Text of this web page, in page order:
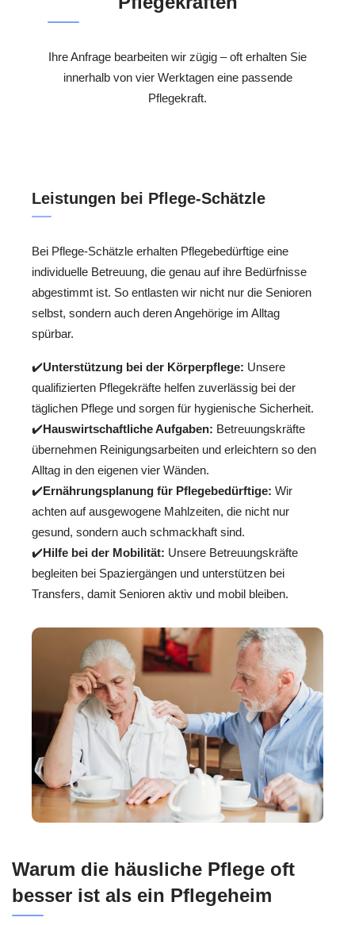
Ihre Anfrage bearbeiten wir zügig – oft erhalten Sie
innerhalb von vier Werktagen eine passende
Pflegekraft.
Leistungen bei Pflege-Schätzle
Bei Pflege-Schätzle erhalten Pflegebedürftige eine
individuelle Betreuung, die genau auf ihre Bedürfnisse
abgestimmt ist. So entlasten wir nicht nur die Senioren
selbst, sondern auch deren Angehörige im Alltag
spürbar.
✔️Unterstützung bei der Körperpflege: Unsere
qualifizierten Pflegekräfte helfen zuverlässig bei der
täglichen Pflege und sorgen für hygienische Sicherheit.
✔️Hauswirtschaftliche Aufgaben: Betreuungskräfte
übernehmen Reinigungsarbeiten und erleichtern so den
Alltag in den eigenen vier Wänden.
✔️Ernährungsplanung für Pflegebedürftige: Wir
achten auf ausgewogene Mahlzeiten, die nicht nur
gesund, sondern auch schmackhaft sind.
✔️Hilfe bei der Mobilität: Unsere Betreuungskräfte
begleiten bei Spaziergängen und unterstützen bei
Transfers, damit Senioren aktiv und mobil bleiben.
Warum die häusliche Pflege oft
besser ist als ein Pflegeheim